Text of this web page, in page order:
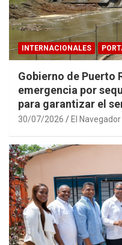
INTERNACIONALES
Gobierno de Puerto
emergencia por
para garantizar el
30/07/2026 El Navegador